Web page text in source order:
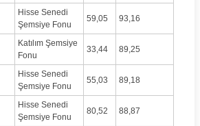
Hisse Senedi
Şemsiye Fonu
59,05 93,16
Katılım Şemsiye
Fonu
33,44 89,25
Hisse Senedi
Şemsiye Fonu
55,03 89,18
Hisse Senedi
Şemsiye Fonu
80,52 88,87